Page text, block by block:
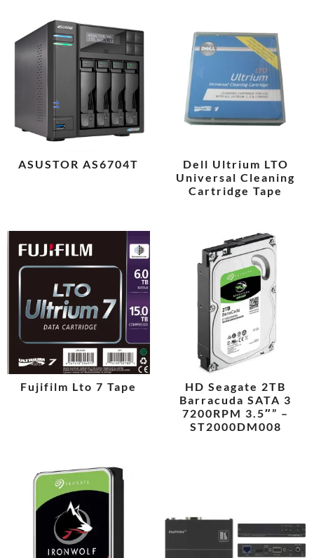
ASUSTOR AS6704T
Dell Ultrium LTO
Universal Cleaning
Cartridge Tape
Fujifilm Lto 7 Tape
HD Seagate 2TB
Barracuda SATA 3
7200RPM 3.5″” –
ST2000DM008